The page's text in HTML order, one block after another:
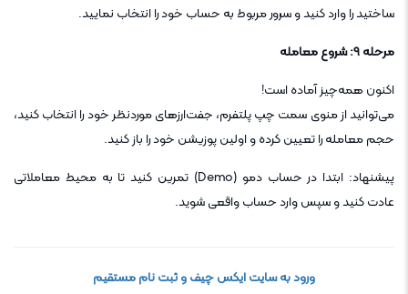
ساختید را وارد کنید و سرور مربوط به حساب خود را انتخاب نمایید.
مرحله ۹: شروع معامله
اکنون همه‌چیز آماده است!
می‌توانید از منوی سمت چپ پلتفرم، جفت‌ارزهای موردنظر خود را انتخاب کنید،
حجم معامله را تعیین کرده و اولین پوزیشن خود را باز کنید.
پیشنهاد: ابتدا در حساب دمو (Demo) تمرین کنید تا به محیط معاملاتی
عادت کنید و سپس وارد حساب واقعی شوید.
ورود به سایت ایکس چیف و ثبت نام مستقیم